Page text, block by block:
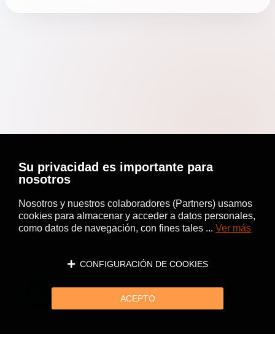
Su privacidad es importante para
nosotros
Nosotros y nuestros colaboradores (Partners) usamos
cookies para almacenar y acceder a datos personales,
como datos de navegación, con fines tales ... Ver más
CONFIGURACIÓN DE COOKIES
ACEPTO